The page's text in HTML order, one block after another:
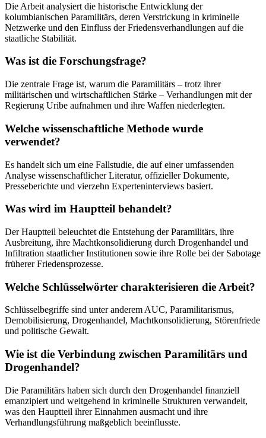
Die Arbeit analysiert die historische Entwicklung der
kolumbianischen Paramilitärs, deren Verstrickung in kriminelle
Netzwerke und den Einfluss der Friedensverhandlungen auf die
staatliche Stabilität.
Was ist die Forschungsfrage?
Die zentrale Frage ist, warum die Paramilitärs – trotz ihrer
militärischen und wirtschaftlichen Stärke – Verhandlungen mit der
Regierung Uribe aufnahmen und ihre Waffen niederlegten.
Welche wissenschaftliche Methode wurde
verwendet?
Es handelt sich um eine Fallstudie, die auf einer umfassenden
Analyse wissenschaftlicher Literatur, offizieller Dokumente,
Presseberichte und vierzehn Experteninterviews basiert.
Was wird im Hauptteil behandelt?
Der Hauptteil beleuchtet die Entstehung der Paramilitärs, ihre
Ausbreitung, ihre Machtkonsolidierung durch Drogenhandel und
Infiltration staatlicher Institutionen sowie ihre Rolle bei der Sabotage
früherer Friedensprozesse.
Welche Schlüsselwörter charakterisieren die Arbeit?
Schlüsselbegriffe sind unter anderem AUC, Paramilitarismus,
Demobilisierung, Drogenhandel, Machtkonsolidierung, Störenfriede
und politische Gewalt.
Wie ist die Verbindung zwischen Paramilitärs und
Drogenhandel?
Die Paramilitärs haben sich durch den Drogenhandel finanziell
emanzipiert und weitgehend in kriminelle Strukturen verwandelt,
was den Hauptteil ihrer Einnahmen ausmacht und ihre
Verhandlungsführung maßgeblich beeinflusste.